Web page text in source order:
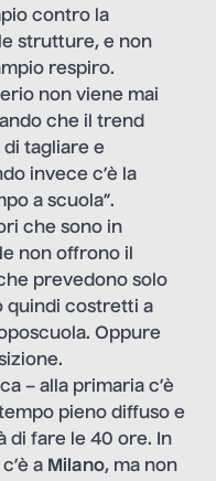
contro la
strutture, e non
respiro.
non viene mai
che il trend
tagliare e
invece c’è la
a scuola”.
che sono in
non offrono il
prevedono solo
quindi costretti a
Oppure
– alla primaria c’è
pieno diffuso e
di fare le 40 ore. In
a Milano, ma non